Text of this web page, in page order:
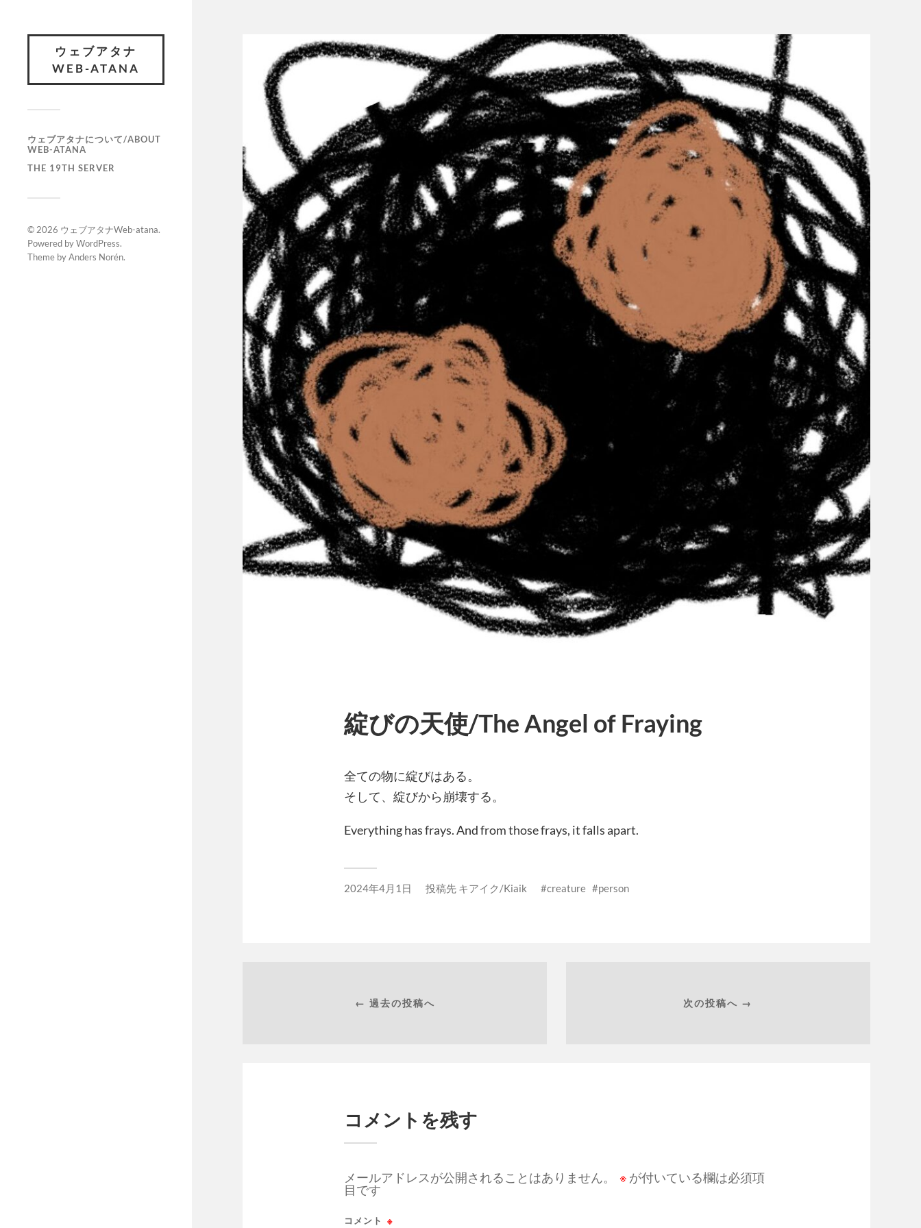
ウェブアタナ
WEB-ATANA
ウェブアタナについて/ABOUT
WEB-ATANA
THE 19TH SERVER
© 2026 ウェブアタナWeb-atana.
Powered byWordPress.
Theme byAnders Norén.
綻びの天使/The Angel of Fraying
全ての物に綻びはある。
そして、綻びから崩壊する。
Everything has frays. And from those frays, it falls apart.
2024年4月1日 投稿先 キアイク/Kiaik creature person
← 過去の投稿へ 次の投稿へ →
コメントを残す
メールアドレスが公開されることはありません。 ※ が付いている欄は必須項
目です
コメント ※